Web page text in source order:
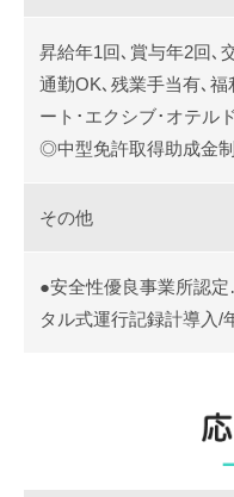
昇給年1回､賞与年2回､
通勤OK､残業手当有､
ート･エクシブ･オテル
◎中型免許取得助成金
その他
●安全性優良事業所認
タル式運行記録計導入/